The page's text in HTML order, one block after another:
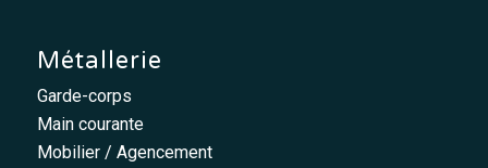
Métallerie
Garde-corps
Main courante
Mobilier / Agencement